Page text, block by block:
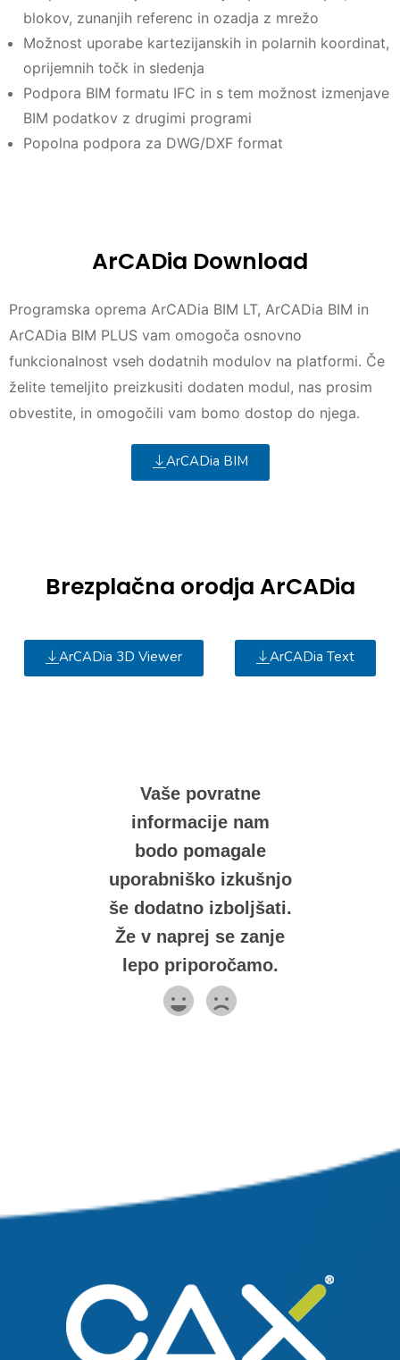
blokov, zunanjih referenc in ozadja z mrežo
Možnost uporabe kartezijanskih in polarnih koordinat,
oprijemnih točk in sledenja
Podpora BIM formatu IFC in s tem možnost izmenjave
BIM podatkov z drugimi programi
Popolna podpora za DWG/DXF format
ArCADia Download
Programska oprema ArCADia BIM LT, ArCADia BIM in
ArCADia BIM PLUS vam omogoča osnovno
funkcionalnost vseh dodatnih modulov na platformi. Če
želite temeljito preizkusiti dodaten modul, nas prosim
obvestite, in omogočili vam bomo dostop do njega.
ArCADia BIM
Brezplačna orodja ArCADia
ArCADia 3D Viewer ArCADia Text
Vaše povratne
informacije nam
bodo pomagale
uporabniško izkušnjo
še dodatno izboljšati.
Že v naprej se zanje
lepo priporočamo.